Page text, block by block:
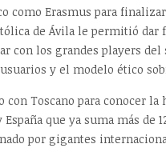
como Erasmus para
de Ávila le permitió
con los grandes players
y el modelo ético
con Toscano para conocer la
que ya suma más de
por gigantes